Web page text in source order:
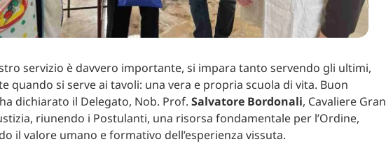
servizio è davvero importante, si impara tanto servendo gli ultimi,
quando si serve ai tavoli: una vera e propria scuola di vita. Buon
dichiarato il Delegato, Nob. Prof. Salvatore Bordonali, Cavaliere Gran
riunendo i Postulanti, una risorsa fondamentale per l’Ordine,
il valore umano e formativo dell’esperienza vissuta.